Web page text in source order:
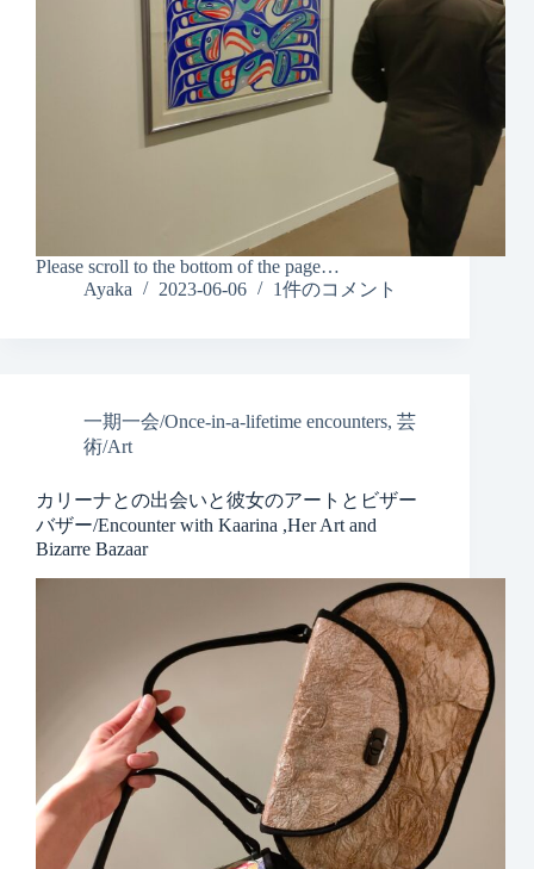
Please scroll to the bottom of the page…
Ayaka
2023-06-06 1件のコメント
一期一会/Once-in-a-lifetime encounters, 芸
術/Art
カリーナとの出会いと彼女のアートとビザー
バザー/Encounter with Kaarina ,Her Art and
Bizarre Bazaar